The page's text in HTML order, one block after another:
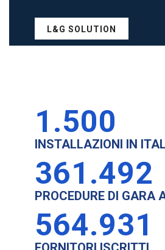
L&G SOLUTION
1.500
INSTALLAZIONI IN
361.492
PROCEDURE DI GARA
564.931